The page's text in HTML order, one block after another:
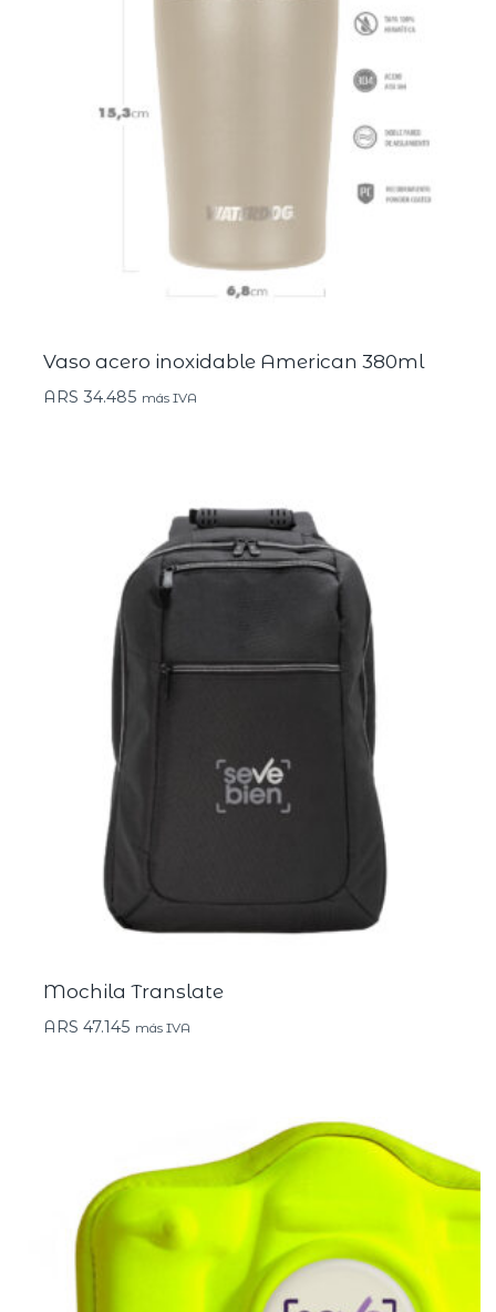
Vaso acero inoxidable American 380ml
ARS 34.485 más IVA
Mochila Translate
ARS 47.145 más IVA